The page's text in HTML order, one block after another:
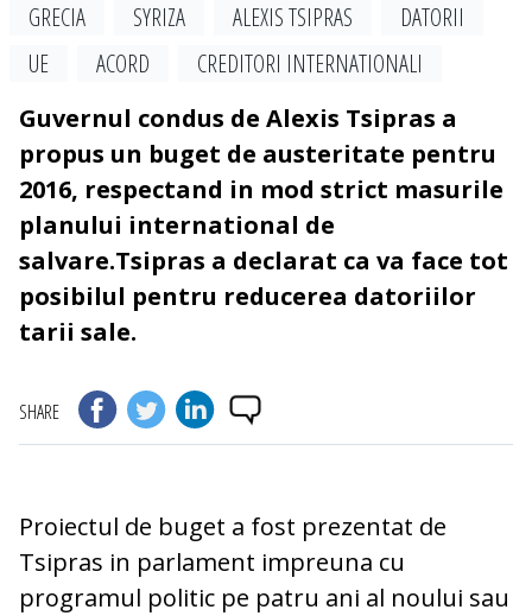
GRECIA SYRIZA ALEXIS TSIPRAS
DATORII
UE
ACORD
CREDITORI INTERNATIONALI
Guvernul condus de Alexis Tsipras a
propus un buget de austeritate pentru
2016, respectand in mod strict masurile
planului international de
salvare.Tsipras a declarat ca va face tot
posibilul pentru reducerea datoriilor
tarii sale.
SHARE
Proiectul de buget a fost prezentat de
Tsipras in parlament impreuna cu
programul politic pe patru ani al noului sau